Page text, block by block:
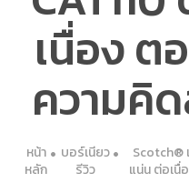
เนื่อง ต
ความคิ
หน้า
หลัก
บอร์เนียว
รีวิว
Scotch®
แน่น ต่อเนื่